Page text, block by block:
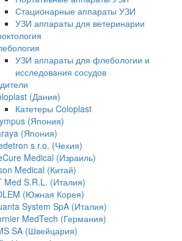
Стационарные аппараты УЗИ
УЗИ аппараты для ветеринарии
УЗИ аппараты для флебологии и
исследования сосудов
(Дания)
Катетеры Coloplast
(Япония)
(Япония)
s.r.o. (Чехия)
Medical (Израиль)
Medical (Китай)
Med S.R.L. (Италия)
(Южная Корея)
System SpA (Италия)
MedTech (Германия)
SA (Швейцария)